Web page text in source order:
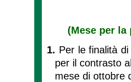
(Mese per
1. Per le finalità
per il contrasto
mese di ottobre